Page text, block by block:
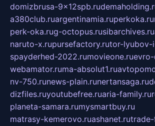
domizbrusa-9x12spb.ru
a380club.ruargentinamia.ruperkoka.ru
perk-oka.rug-octopus.rusibarchives.ru
naruto-x.rupursefactory.rutor-lyubov-
spayderhed-2022.rumovieone.ru
webamator.ruma-absolut1.ru
nv-750.runews-plain.runertansaga.ru
dizfiles.ruyoutubefree.ruaria-family.ru
planeta-samara.rumysmartbuy.ru
matrasy-kemerovo.ruashanet.ru